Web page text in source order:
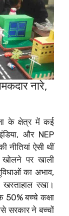
नारे,
के क्षेत्र में कई
और NEP
नीतियां ऐसी थीं
पर खाली
का अभाव,
रखा।
50% बच्चे कक्षा
सरकार ने बच्चों